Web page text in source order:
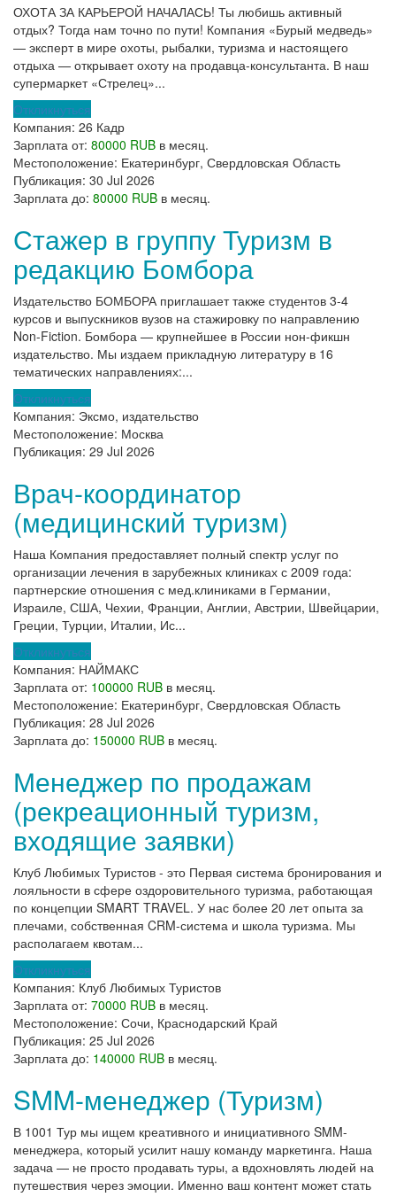
ОХОТА ЗА КАРЬЕРОЙ НАЧАЛАСЬ! Ты любишь активный
отдых? Тогда нам точно по пути! Компания «Бурый медведь»
— эксперт в мире охоты, рыбалки, туризма и настоящего
отдыха — открывает охоту на продавца-консультанта. В наш
супермаркет «Стрелец»...
Откликнуться
Компания: 26 Кадр
Зарплата от: 80000 RUB в месяц.
Местоположение: Екатеринбург, Свердловская Область
Публикация: 30 Jul 2026
Зарплата до: 80000 RUB в месяц.
Стажер в группу Туризм в
редакцию Бомбора
Издательство БОМБОРА приглашает также студентов 3-4
курсов и выпускников вузов на стажировку по направлению
Non-Fiction. Бомбора — крупнейшее в России нон-фикшн
издательство. Мы издаем прикладную литературу в 16
тематических направлениях:...
Откликнуться
Компания: Эксмо, издательство
Местоположение: Москва
Публикация: 29 Jul 2026
Врач-координатор
(медицинский туризм)
Наша Компания предоставляет полный спектр услуг по
организации лечения в зарубежных клиниках с 2009 года:
партнерские отношения с мед.клиниками в Германии,
Израиле, США, Чехии, Франции, Англии, Австрии, Швейцарии,
Греции, Турции, Италии, Ис...
Откликнуться
Компания: НАЙМАКС
Зарплата от: 100000 RUB в месяц.
Местоположение: Екатеринбург, Свердловская Область
Публикация: 28 Jul 2026
Зарплата до: 150000 RUB в месяц.
Менеджер по продажам
(рекреационный туризм,
входящие заявки)
Клуб Любимых Туристов - это Первая система бронирования и
лояльности в сфере оздоровительного туризма, работающая
по концепции SMART TRAVEL. У нас более 20 лет опыта за
плечами, собственная CRM-система и школа туризма. Мы
располагаем квотам...
Откликнуться
Компания: Клуб Любимых Туристов
Зарплата от: 70000 RUB в месяц.
Местоположение: Сочи, Краснодарский Край
Публикация: 25 Jul 2026
Зарплата до: 140000 RUB в месяц.
SMM-менеджер (Туризм)
В 1001 Тур мы ищем креативного и инициативного SMM-
менеджера, который усилит нашу команду маркетинга. Наша
задача — не просто продавать туры, а вдохновлять людей на
путешествия через эмоции. Именно ваш контент может стать